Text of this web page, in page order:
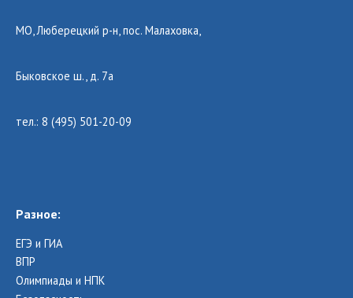
МО, Люберецкий р-н, пос. Малаховка,
Быковское ш., д. 7а
тел.: 8 (495) 501-20-09
Разное:
ЕГЭ и ГИА
ВПР
Олимпиады и НПК